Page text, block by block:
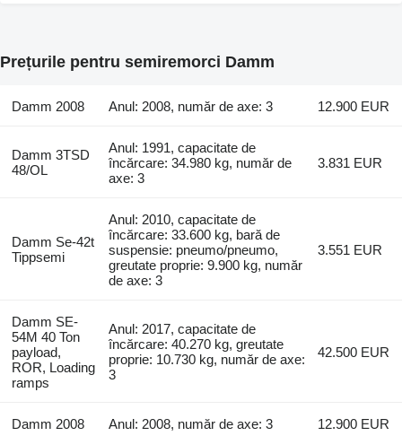
Prețurile pentru semiremorci Damm
Damm 2008 Anul: 2008, număr de axe: 3 12.900 EUR
Damm 3TSD
48/OL
Anul: 1991, capacitate de
încărcare: 34.980 kg, număr de
axe: 3
3.831 EUR
Damm Se-42t
Tippsemi
Anul: 2010, capacitate de
încărcare: 33.600 kg, bară de
suspensie: pneumo/pneumo,
greutate proprie: 9.900 kg, număr
de axe: 3
3.551 EUR
Damm SE-
54M 40 Ton
payload,
ROR, Loading
ramps
Anul: 2017, capacitate de
încărcare: 40.270 kg, greutate
proprie: 10.730 kg, număr de axe:
3
42.500 EUR
Damm 2008 Anul: 2008, număr de axe: 3 12.900 EUR